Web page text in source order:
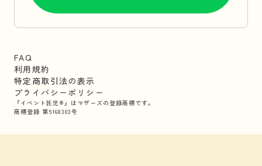
FAQ
利用規約
特定商取引法の表示
プライバシーポリシー
『イベント託児®』はマザーズの登録商標です。
商標登録 第5168303号